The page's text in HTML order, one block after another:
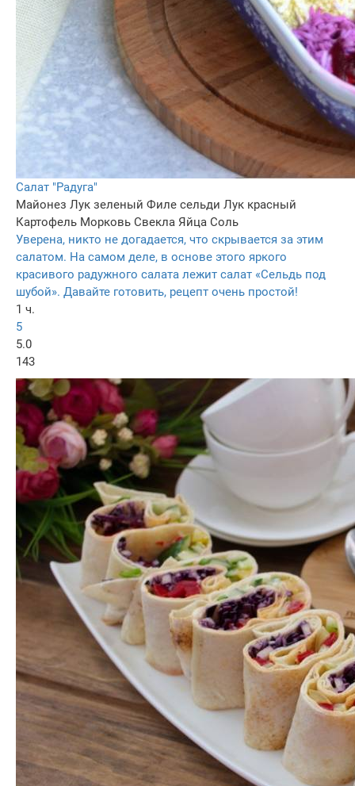
Салат "Радуга"
Майонез Лук зеленый Филе сельди Лук красный
Картофель Морковь Свекла Яйца Соль
Уверена, никто не догадается, что скрывается за этим
салатом. На самом деле, в основе этого яркого
красивого радужного салата лежит салат «Сельдь под
шубой». Давайте готовить, рецепт очень простой!
1 ч.
5
5.0
143